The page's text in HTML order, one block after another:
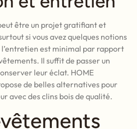
être un projet gratifiant et
si vous avez quelques notions
est minimal par rapport
Il suffit de passer un
leur éclat. HOME
de belles alternatives pour
avec des clins bois de qualité.